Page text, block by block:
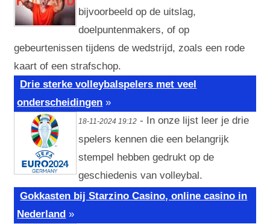
bijvoorbeeld op de uitslag,
doelpuntenmakers, of op
gebeurtenissen tijdens de wedstrijd, zoals een rode
kaart of een strafschop.
Drie sterke volleybalspelers met veel
onderscheidingen »
18-11-2024 19:12 - In onze lijst leer je drie
spelers kennen die een belangrijk
stempel hebben gedrukt op de
geschiedenis van volleybal.
Gokkasten bij Starzino Casino, online casino in
Nederland »